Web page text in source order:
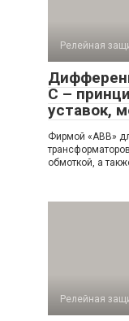
Релейная
С –
уставок,
Фирмой «АВВ»
обмоткой, а
Релейная